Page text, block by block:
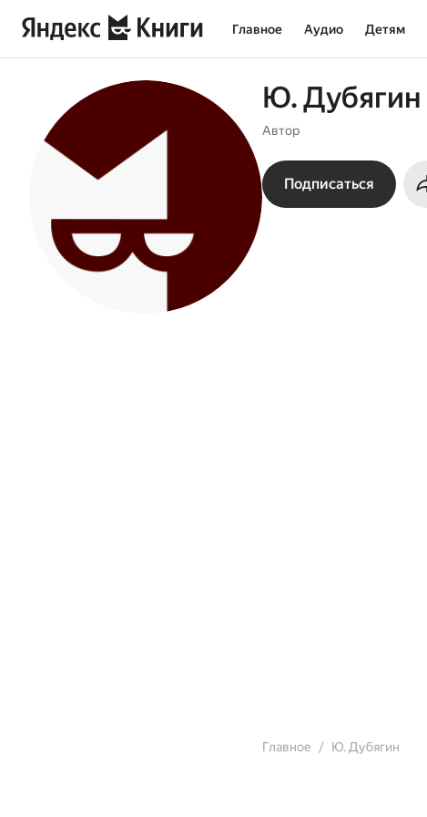
Главное Аудио Детям
Ю. Дубягин
Автор
Подписаться
Главное Ю. Дубягин